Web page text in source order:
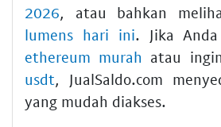
2026, atau bahkan
lumens hari ini. Jika
ethereum murah atau
usdt, JualSaldo.com
yang mudah diakses.